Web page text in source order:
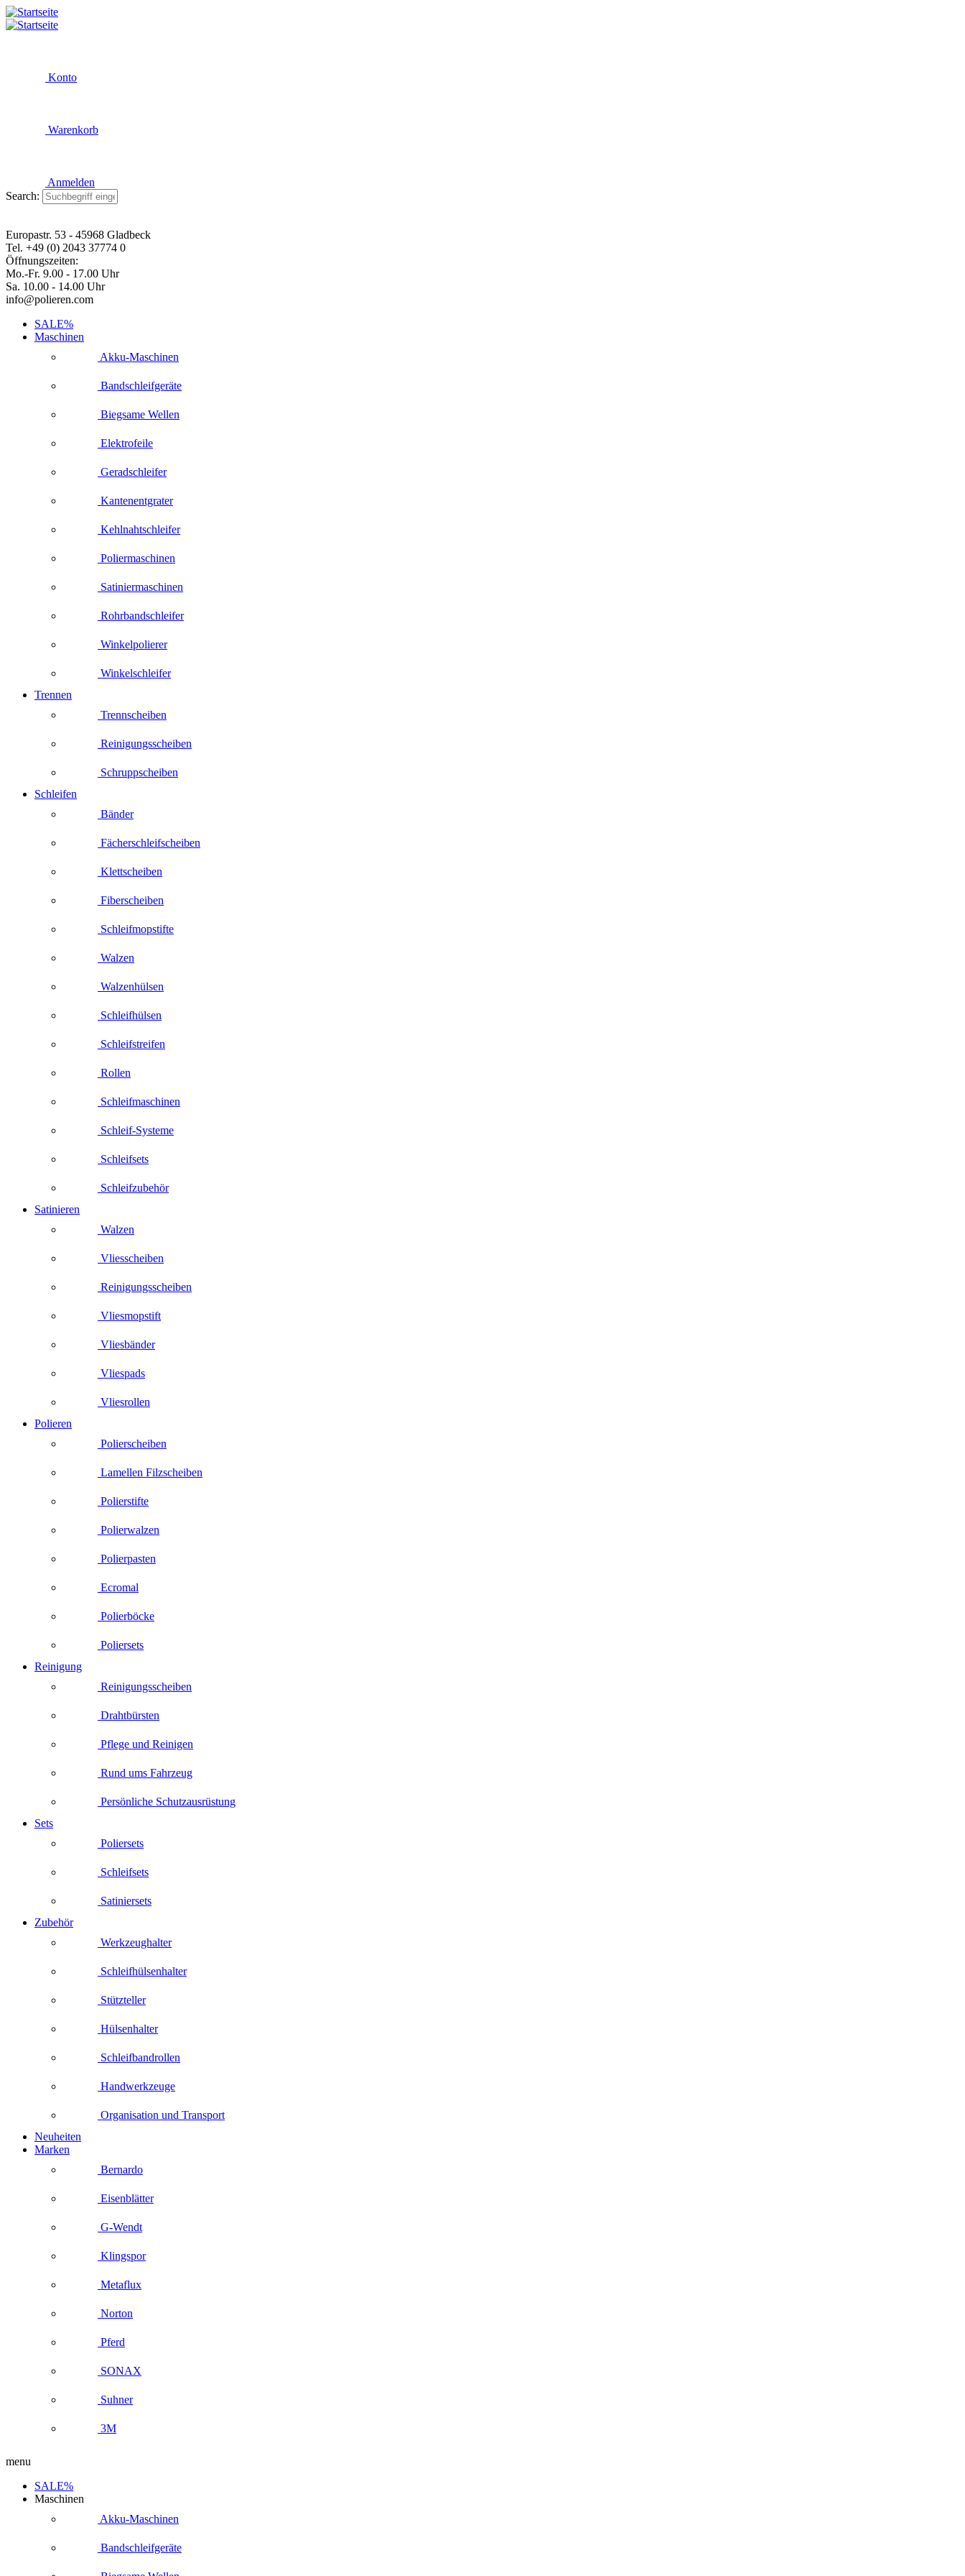
Konto
Warenkorb
Anmelden
Search:
Europastr. 53 - 45968 Gladbeck
Tel. +49 (0) 2043 37774 0
Öffnungszeiten:
Mo.-Fr. 9.00 - 17.00 Uhr
Sa. 10.00 - 14.00 Uhr
info@polieren.com
SALE%
Maschinen
Akku-Maschinen
Bandschleifgeräte
Biegsame Wellen
Elektrofeile
Geradschleifer
Kantenentgrater
Kehlnahtschleifer
Poliermaschinen
Satiniermaschinen
Rohrbandschleifer
Winkelpolierer
Winkelschleifer
Trennen
Trennscheiben
Reinigungsscheiben
Schruppscheiben
Schleifen
Bänder
Fächerschleifscheiben
Klettscheiben
Fiberscheiben
Schleifmopstifte
Walzen
Walzenhülsen
Schleifhülsen
Schleifstreifen
Rollen
Schleifmaschinen
Schleif-Systeme
Schleifsets
Schleifzubehör
Satinieren
Walzen
Vliesscheiben
Reinigungsscheiben
Vliesmopstift
Vliesbänder
Vliespads
Vliesrollen
Polieren
Polierscheiben
Lamellen Filzscheiben
Polierstifte
Polierwalzen
Polierpasten
Ecromal
Polierböcke
Poliersets
Reinigung
Reinigungsscheiben
Drahtbürsten
Pflege und Reinigen
Rund ums Fahrzeug
Persönliche Schutzausrüstung
Sets
Poliersets
Schleifsets
Satiniersets
Zubehör
Werkzeughalter
Schleifhülsenhalter
Stützteller
Hülsenhalter
Schleifbandrollen
Handwerkzeuge
Organisation und Transport
Neuheiten
Marken
Bernardo
Eisenblätter
G-Wendt
Klingspor
Metaflux
Norton
Pferd
SONAX
Suhner
3M
menu
SALE%
Maschinen
Akku-Maschinen
Bandschleifgeräte